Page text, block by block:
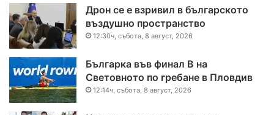
Дрон се е взривил в българското
въздушно пространство
12:30ч, събота, 8 август, 2026
Българка във финал B на
Световното по гребане в Пловдив
12:14ч, събота, 8 август, 2026